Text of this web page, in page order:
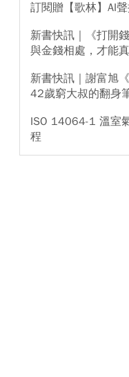
訂閱贈【歌林】AI
新書快訊｜《打開
與金錢相處，才能
新書快訊｜謝富旭
42歲窮大叔的翻身
ISO 14064-1 溫室
程